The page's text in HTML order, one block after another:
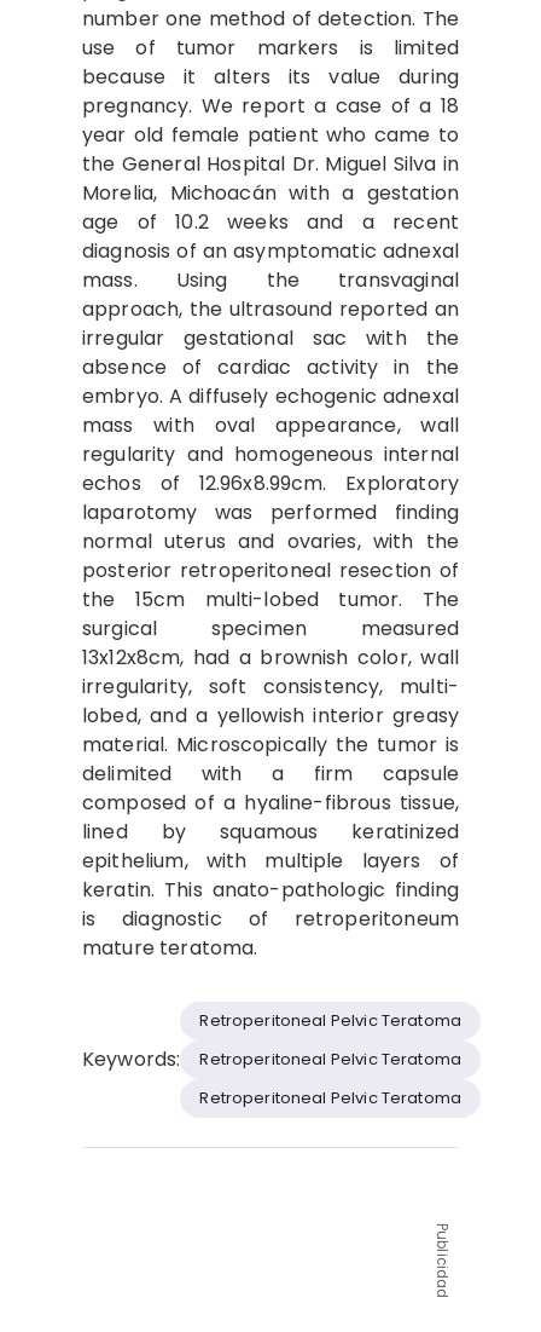
number one method of detection. The
use of tumor markers is limited
because it alters its value during
pregnancy. We report a case of a 18
year old female patient who came to
the General Hospital Dr. Miguel Silva in
Morelia, Michoacán with a gestation
age of 10.2 weeks and a recent
diagnosis of an asymptomatic adnexal
mass. Using the transvaginal
approach, the ultrasound reported an
irregular gestational sac with the
absence of cardiac activity in the
embryo. A diffusely echogenic adnexal
mass with oval appearance, wall
regularity and homogeneous internal
echos of 12.96x8.99cm. Exploratory
laparotomy was performed finding
normal uterus and ovaries, with the
posterior retroperitoneal resection of
the 15cm multi-lobed tumor. The
surgical specimen measured
13x12x8cm, had a brownish color, wall
irregularity, soft consistency, multi-
lobed, and a yellowish interior greasy
material. Microscopically the tumor is
delimited with a firm capsule
composed of a hyaline-fibrous tissue,
lined by squamous keratinized
epithelium, with multiple layers of
keratin. This anato-pathologic finding
is diagnostic of retroperitoneum
mature teratoma.
Keywords:
Retroperitoneal Pelvic Teratoma
Retroperitoneal Pelvic Teratoma
Retroperitoneal Pelvic Teratoma
Publicidad